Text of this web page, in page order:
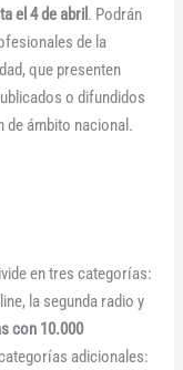
el 4 de abril . Podrán
de la
que presenten
o difundidos
de ámbito nacional.
en tres categorías:
la segunda radio y
con 10.000
adicionales: